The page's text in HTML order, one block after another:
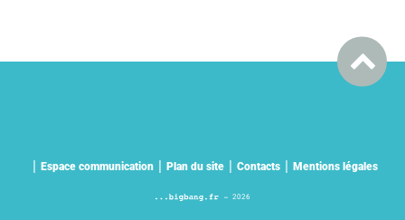
Espace communication Plan du site Contacts Mentions légales
2026